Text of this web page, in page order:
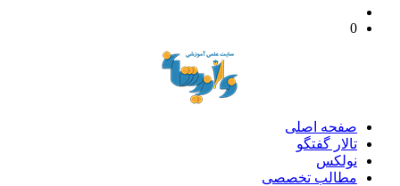
0
صفحه اصلی
تالار گفتگو
نولکس
مطالب تخصصی